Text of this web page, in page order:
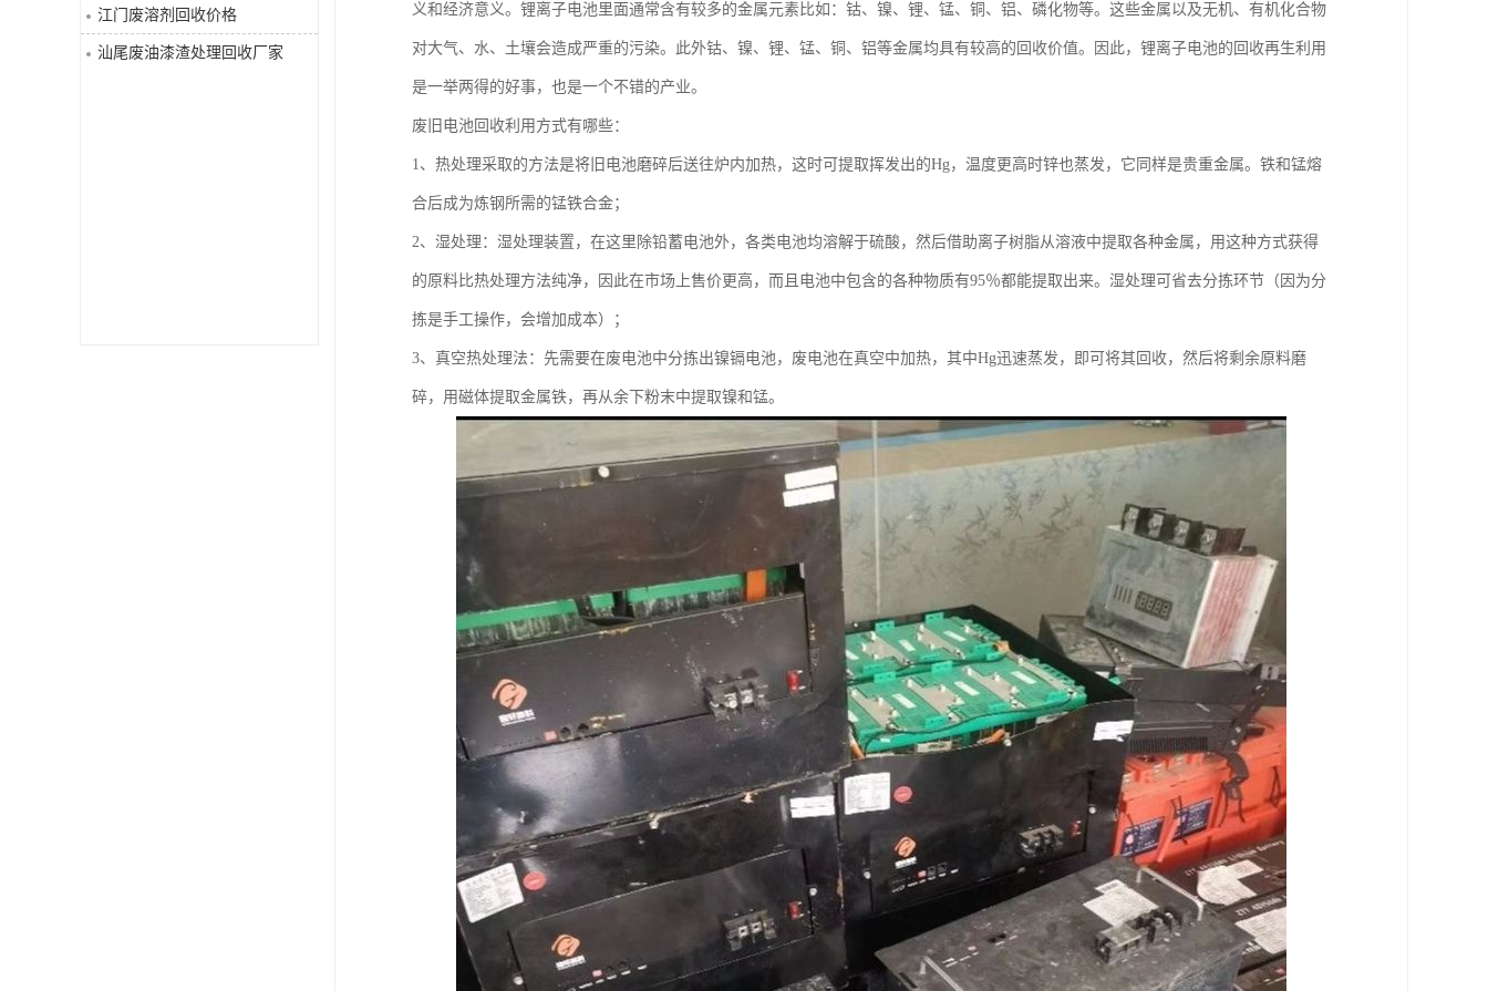
废溶剂回收
江门废溶剂回收价格
汕尾废油漆渣处理回收厂家
义和经济意义。锂离子电池里面通常含有较多的金属元素比如：钴、镍、锂、锰、铜、铝、磷化物等。这些金属以及无机、有机化合物
对大气、水、土壤会造成严重的污染。此外钴、镍、锂、锰、铜、铝等金属均具有较高的回收价值。因此，锂离子电池的回收再生利用
是一举两得的好事，也是一个不错的产业。
废旧电池回收利用方式有哪些：
1、热处理采取的方法是将旧电池磨碎后送往炉内加热，这时可提取挥发出的Hg，温度更高时锌也蒸发，它同样是贵重金属。铁和锰熔
合后成为炼钢所需的锰铁合金；
2、湿处理：湿处理装置，在这里除铅蓄电池外，各类电池均溶解于硫酸，然后借助离子树脂从溶液中提取各种金属，用这种方式获得
的原料比热处理方法纯净，因此在市场上售价更高，而且电池中包含的各种物质有95％都能提取出来。湿处理可省去分拣环节（因为分
拣是手工操作，会增加成本）；
3、真空热处理法：先需要在废电池中分拣出镍镉电池，废电池在真空中加热，其中Hg迅速蒸发，即可将其回收，然后将剩余原料磨
碎，用磁体提取金属铁，再从余下粉末中提取镍和锰。